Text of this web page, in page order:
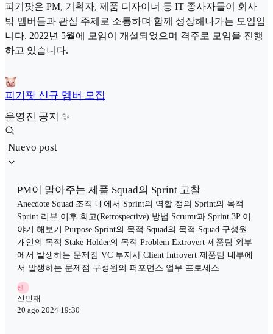
피기팟은 PM, 기획자, 제품 디자이너 등 IT 종사자들이 회사
밖 멤버들과 관심 주제로 소통하며 함께 성장해나가는 모임입
니다. 2022년 5월에 모임이 개설되었으며 격주로 모임을 진행
하고 있습니다.
피기팟 신규 멤버 모집
운영진 공지 ✨
Nuevo post
PM이 말아주는 제품 Squad의 Sprint 고찰
Anecdote Squad 조직 내에서 Sprint의 역할 정의 Sprint의 목적
Sprint 리뷰 이후 회고(Retrospective) 방법 Scrumr과 Sprint 3P 이
야기 해보기 Purpose Sprint의 목적 Squad의 목적 Squad 구성원
개인의 목적 Stake Holder의 목적 Problem Extrovert 제품팀 외부
에서 발생하는 문제점 VC 투자사 Client Introvert 제품팀 내부에
서 발생하는 문제점 구성원의 퍼포먼스 업무 프로세스
신
신민재
20 ago 2024 19:30